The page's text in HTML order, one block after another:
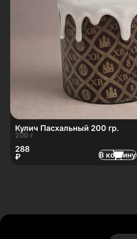
Кулич Пасхальный 200 гр.
200 г
288
₽
В корзину